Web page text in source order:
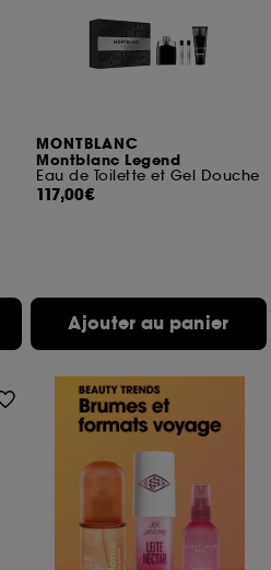
MONTBLANC
Montblanc Legend
Eau de Toilette et Gel Douche
117,00€
Ajouter au panier